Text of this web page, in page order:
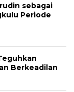
sebagai
Periode
Berkeadilan